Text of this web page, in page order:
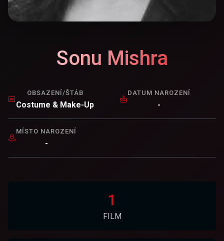
Sonu Mishra
OBSAZENÍ/ŠTÁB
Costume & Make-Up
DATUM NAROZENÍ
-
MÍSTO NAROZENÍ
-
1
FILM